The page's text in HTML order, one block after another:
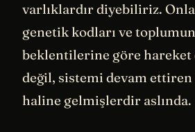
varlıklardır diyebiliriz.
genetik kodları ve
beklentilerine göre hareket
değil, sistemi devam
haline gelmişlerdir aslında.